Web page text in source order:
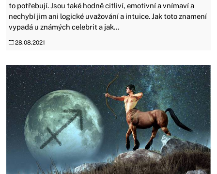
to potřebují. Jsou také hodně citliví, emotivní a vnímaví a
nechybí jim ani logické uvažování a intuice. Jak toto znamení
vypadá u známých celebrit a jak...
28.08.2021